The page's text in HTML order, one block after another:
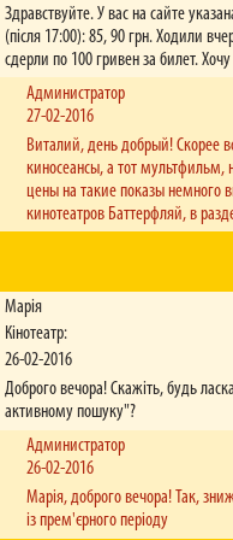
Здравствуйте. У вас на сайте
(після 17:00): 85, 90 грн. Ходили
сдерли по 100 гривен за билет.
Администратор
27-02-2016
Виталий, день добрый! Скорее
киносеансы, а тот мультфильм,
цены на такие показы немного
кинотеатров Баттерфляй, в
Марія
Кінотеатр:
26-02-2016
Доброго вечора! Скажіть, будь
активному пошуку"?
Администратор
26-02-2016
Марія, доброго вечора! Так,
із прем'єрного періоду